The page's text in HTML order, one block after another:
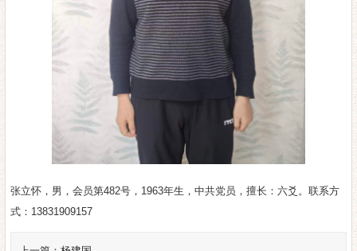
张立怀，男，会员第482号，1963年生，中共党员，擅长：六爻。联系方
式：13831909157